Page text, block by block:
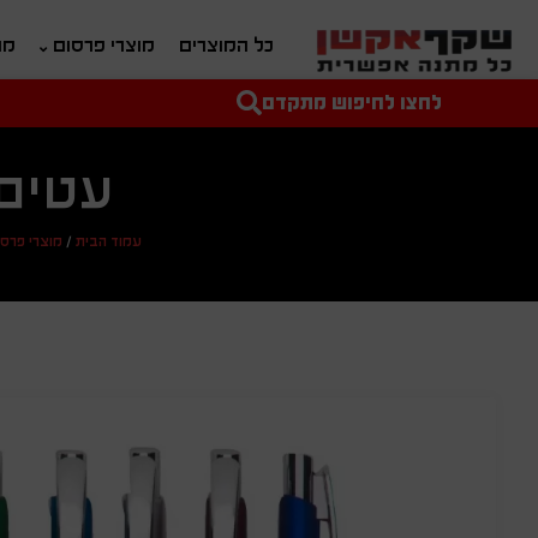
כל המוצרים מוצרי פרסום
טקסט חופשי לחיפוש מחיר מיני'לחצו לחיפוש מתקדם
עמוד הבית / מוצרי